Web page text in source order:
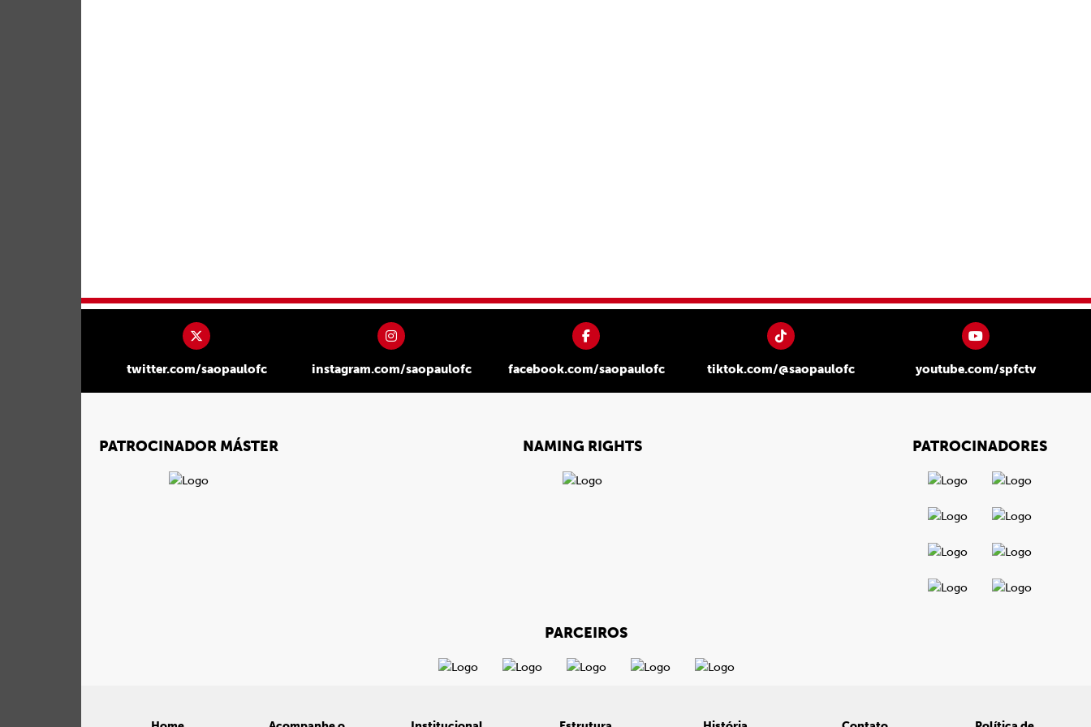
twitter.com/saopaulofc instagram.com/saopaulofc facebook.com/saopaulofc tiktok.com/@saopaulofc youtube.com/spfctv
PATROCINADOR MÁSTER NAMING RIGHTS PATROCINADORES
PARCEIROS